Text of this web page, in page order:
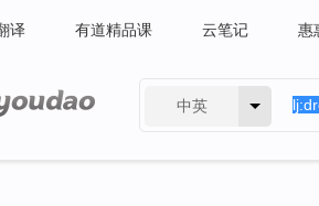
译 有道精品课 云笔记 惠
中英